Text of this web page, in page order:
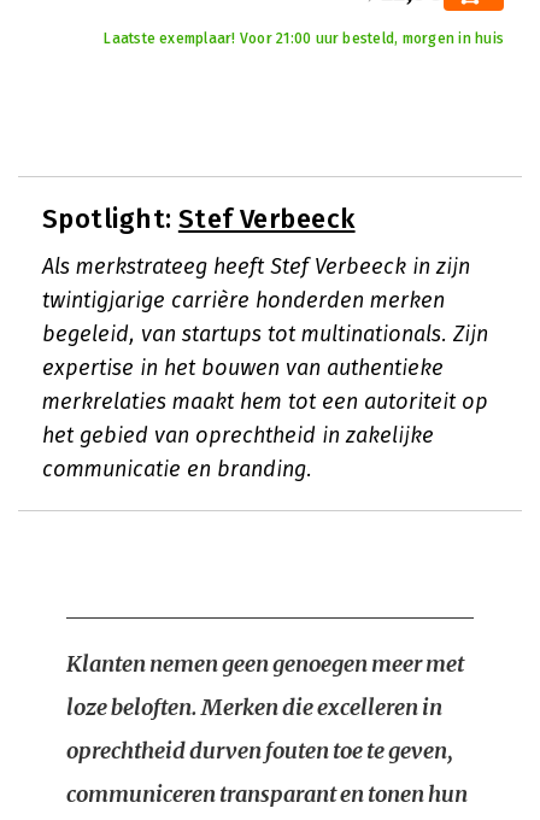
Laatste exemplaar! Voor 21:00 uur besteld, morgen in huis
Spotlight: Stef Verbeeck
Als merkstrateeg heeft Stef Verbeeck in zijn
twintigjarige carrière honderden merken
begeleid, van startups tot multinationals. Zijn
expertise in het bouwen van authentieke
merkrelaties maakt hem tot een autoriteit op
het gebied van oprechtheid in zakelijke
communicatie en branding.
Klanten nemen geen genoegen meer met
loze beloften. Merken die excelleren in
oprechtheid durven fouten toe te geven,
communiceren transparant en tonen hun